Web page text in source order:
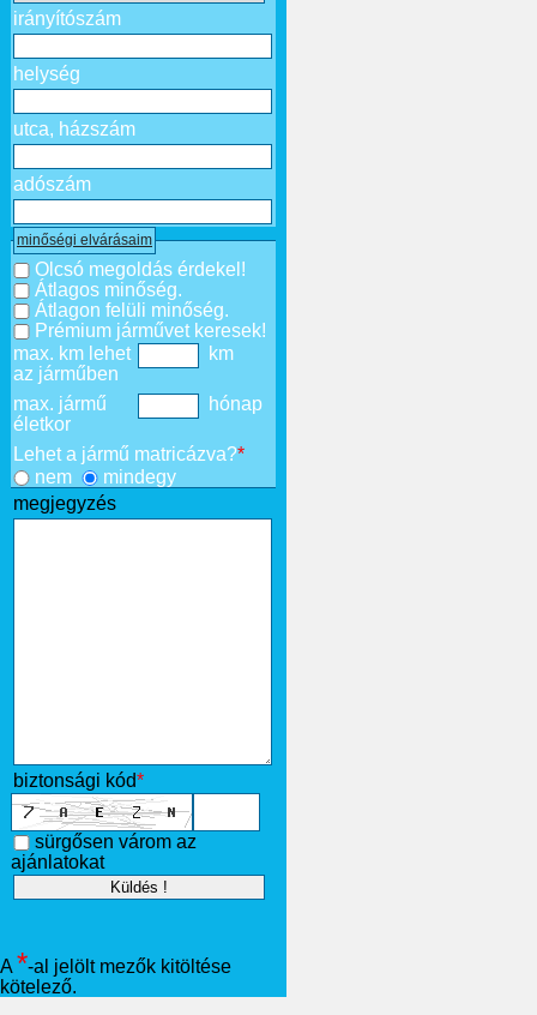
irányítószám
helység
utca, házszám
adószám
minőségi elvárásaim
Olcsó megoldás érdekel!
Átlagos minőség.
Átlagon felüli minőség.
Prémium járművet keresek!
max. km lehet
az járműben
km
max. jármű
életkor
hónap
Lehet a jármű matricázva?*
nem
mindegy
megjegyzés
biztonsági kód*
sürgősen várom az
ajánlatokat
A *-al jelölt mezők kitöltése
kötelező.